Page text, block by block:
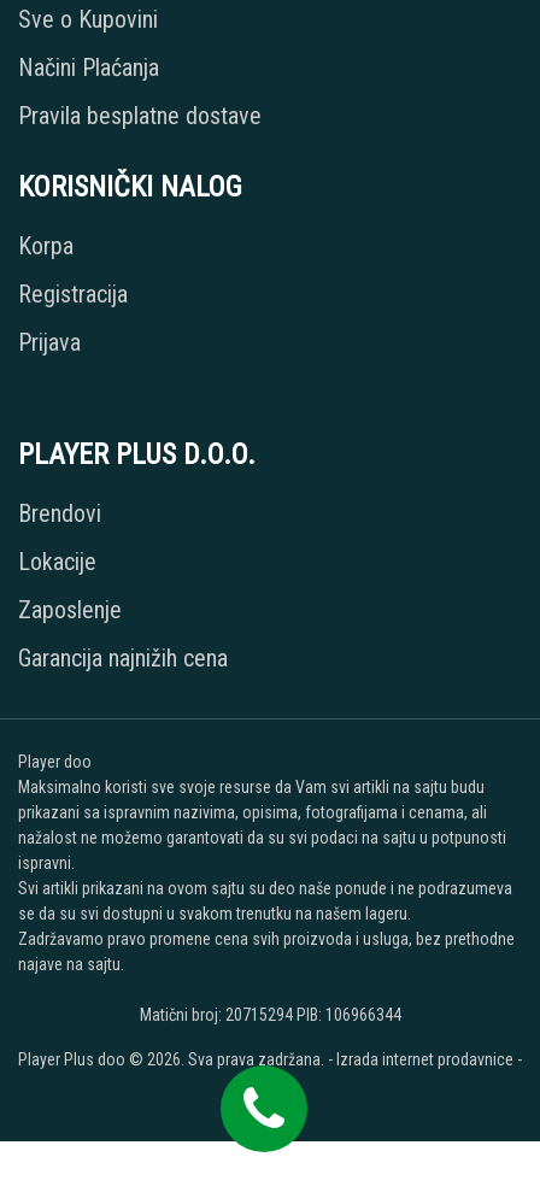
Sve o Kupovini
Načini Plaćanja
Pravila besplatne dostave
KORISNIČKI NALOG
Korpa
Registracija
Prijava
PLAYER PLUS D.O.O.
Brendovi
Lokacije
Zaposlenje
Garancija najnižih cena
Player doo
Maksimalno koristi sve svoje resurse da Vam svi artikli na sajtu budu
prikazani sa ispravnim nazivima, opisima, fotografijama i cenama, ali
nažalost ne možemo garantovati da su svi podaci na sajtu u potpunosti
ispravni.
Svi artikli prikazani na ovom sajtu su deo naše ponude i ne podrazumeva
se da su svi dostupni u svakom trenutku na našem lageru.
Zadržavamo pravo promene cena svih proizvoda i usluga, bez prethodne
najave na sajtu.
Matični broj: 20715294 PIB: 106966344
Player Plus doo © 2026. Sva prava zadržana. - Izrada internet prodavnice -
Selltico.